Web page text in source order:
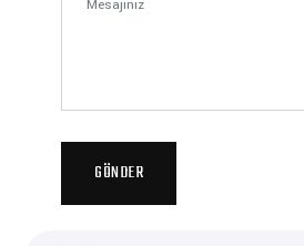
GÖNDER